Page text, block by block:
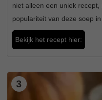
niet alleen een uniek
populariteit van deze soep
Bekijk het recept hier:
3